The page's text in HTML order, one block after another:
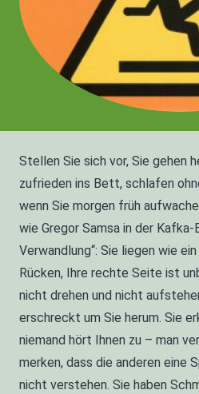
Stellen Sie sich vor, Sie gehen
zufrieden ins Bett, schlafen
wenn Sie morgen früh
wie Gregor Samsa in der Kafka-
Verwandlung“: Sie liegen wie
Rücken, Ihre rechte Seite ist
nicht drehen und nicht
erschreckt um Sie herum. Sie
niemand hört Ihnen zu – man
merken, dass die anderen eine
nicht verstehen. Sie haben